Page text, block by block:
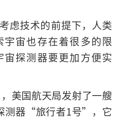
虑技术的前提下，人类
宙也存在着很多的限
探测器要更加方便实
美国航天局发射了一艘
测器“旅行者1号”，它